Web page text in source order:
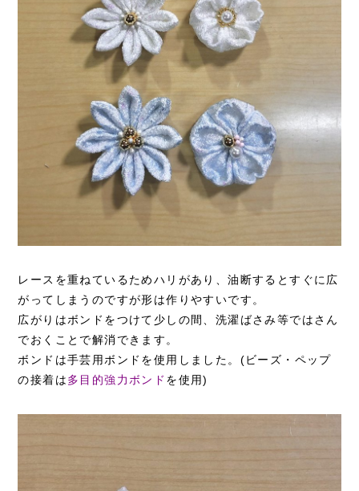
レースを重ねているためハリがあり、油断するとすぐに広
がってしまうのですが形は作りやすいです。
広がりはボンドをつけて少しの間、洗濯ばさみ等ではさん
でおくことで解消できます。
ボンドは手芸用ボンド を使用しました。(ビーズ・ペップ
の接着は多目的強力ボンド を使用)